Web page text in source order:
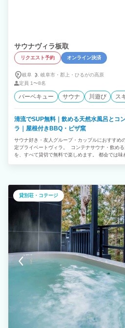
サウナヴィラ板取
リクエスト予約 オンライン決済
岐阜 岐阜市・ 郡上・ ひるがの高原
定員 1〜8名
バーベキュー サウナ 川遊び ス
清流でSUP無料｜飲める天然水風呂とコ
ラ｜屋根付きBBQ・ピザ窯
サウナ好き・友人グループ・カップルにおすすめ
定プライベートヴィラ。 コンテナサウナ・飲め
を、すべて貸切で無料で楽しめます。 都会では味
グリルやピザ窯も完備。 天候を気にせず、仲間
のせせらぎを聞きながらコーヒーを。 夜は満天
う」「語る」「何もしない」 そのすべてがここ
週末や連休はすぐ満室になるので早めの予約が
ついて】 2歳未満のお子様はご宿泊いただけませ
が、子供料金の設定はないため、ご予約時は「
【⚠️重要：ご予約前に必ず全文ご確認ください】
合は、退去（返金なし）や追加費用をご請求い
のルールに同意いただいたものとみなします。
ックインまでに宿泊者名簿の記入、および有効
ーカード・パスポート等）の提示が必要です。
行できません。未成年者のみでの宿泊は固くお
ェックアウト チェックイン： 午後3時から
全確認のため、午前10:05に清掃スタッフが館
過ぎた場合は、10分超過につき3,000円の追加
者の立ち入り禁止 予約人数を超える宿泊・立ち
入室は短時間でも一切禁止です。 無断立ち入り
たり30,000円を請求します。 予約人数を超えて
5,000円を請求します。 4. 敷地内全面禁煙（電
は、室外BBQエリアの指定喫煙場所を除き全面
貸別荘・コテージ